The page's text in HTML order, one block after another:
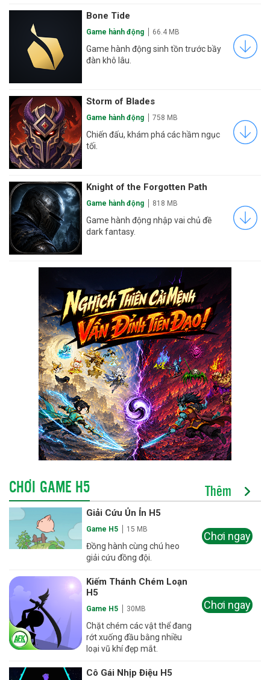
Bone Tide
Game hành động 66.4 MB
Game hành động sinh tồn trước bầy
đàn khô lâu.
Storm of Blades
Game hành động 758 MB
Chiến đấu, khám phá các hầm ngục
tối.
Knight of the Forgotten Path
Game hành động 818 MB
Game hành động nhập vai chủ đề
dark fantasy.
CHƠI GAME H5 Thêm
Giải Cứu Ủn Ỉn H5
Game H5 15 MB
Đồng hành cùng chú heo
giải cứu đồng đội.
Chơi ngay
Kiếm Thánh Chém Loạn
H5
Game H5 30MB
Chặt chém các vật thể đang
rớt xuống đầu bằng nhiều
loại vũ khí đẹp mắt.
Chơi ngay
Cô Gái Nhịp Điệu H5